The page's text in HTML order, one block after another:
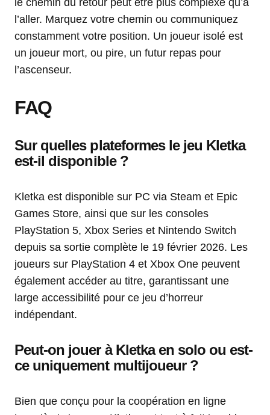
le chemin du retour peut être plus complexe qu’à
l’aller. Marquez votre chemin ou communiquez
constamment votre position. Un joueur isolé est
un joueur mort, ou pire, un futur repas pour
l’ascenseur.
FAQ
Sur quelles plateformes le jeu Kletka
est-il disponible ?
Kletka est disponible sur PC via Steam et Epic
Games Store, ainsi que sur les consoles
PlayStation 5, Xbox Series et Nintendo Switch
depuis sa sortie complète le 19 février 2026. Les
joueurs sur PlayStation 4 et Xbox One peuvent
également accéder au titre, garantissant une
large accessibilité pour ce jeu d’horreur
indépendant.
Peut-on jouer à Kletka en solo ou est-
ce uniquement multijoueur ?
Bien que conçu pour la coopération en ligne